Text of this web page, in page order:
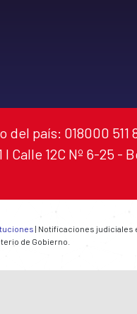
del país: 018000 511
Calle 12C Nº 6-25 -
| Notificaciones judiciales
de Gobierno.